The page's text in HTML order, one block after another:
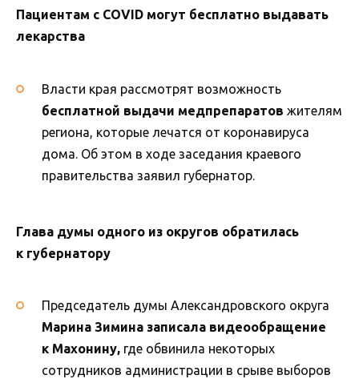
Пациентам с COVID могут бесплатно выдавать
лекарства
Власти края рассмотрят возможность
бесплатной выдачи медпрепаратов жителям
региона, которые лечатся от коронавируса
дома. Об этом в ходе заседания краевого
правительства заявил губернатор.
Глава думы одного из округов обратилась
к губернатору
Председатель думы Александровского округа
Марина Зимина записала видеообращение
к Махонину, где обвинила некоторых
сотрудников администрации в срыве выборов